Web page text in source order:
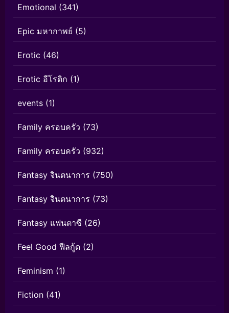
Emotional (341)
Epic มหากาพย์ (5)
Erotic (46)
Erotic อีโรติก (1)
events (1)
Family ครอบครัว (73)
Family ครอบครัว (932)
Fantasy จินตนาการ (750)
Fantasy จินตนาการ (73)
Fantasy แฟนตาซี (26)
Feel Good ฟีลกู้ด (2)
Feminism (1)
Fiction (41)